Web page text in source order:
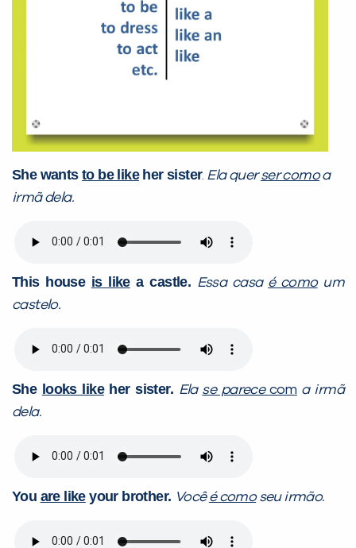
She wantsto be likeher sister. Ela querser comoa
irmã dela.
This house is likea castle. Essa casa é comoum
castelo.
She looks likeher sister. Ela se parece com a irmã
dela.
You are likeyour brother. Vocêé comoseu irmão.